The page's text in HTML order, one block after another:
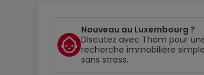
Nouveau au Luxembourg ?
Discutez avec Thom pour
recherche immobilière
sans stress.